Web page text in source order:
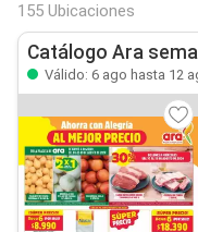
155 Ubicaciones
Catálogo Ara
Válido: 6 ago hasta 12